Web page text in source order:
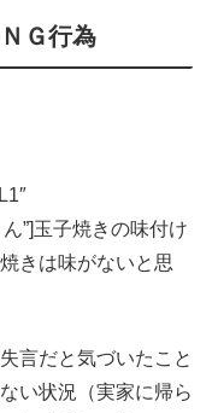
Ｇ行為
”]玉子焼きの味付け
きは味がないと思
言だと気づいたこと
い状況（実家に帰ら